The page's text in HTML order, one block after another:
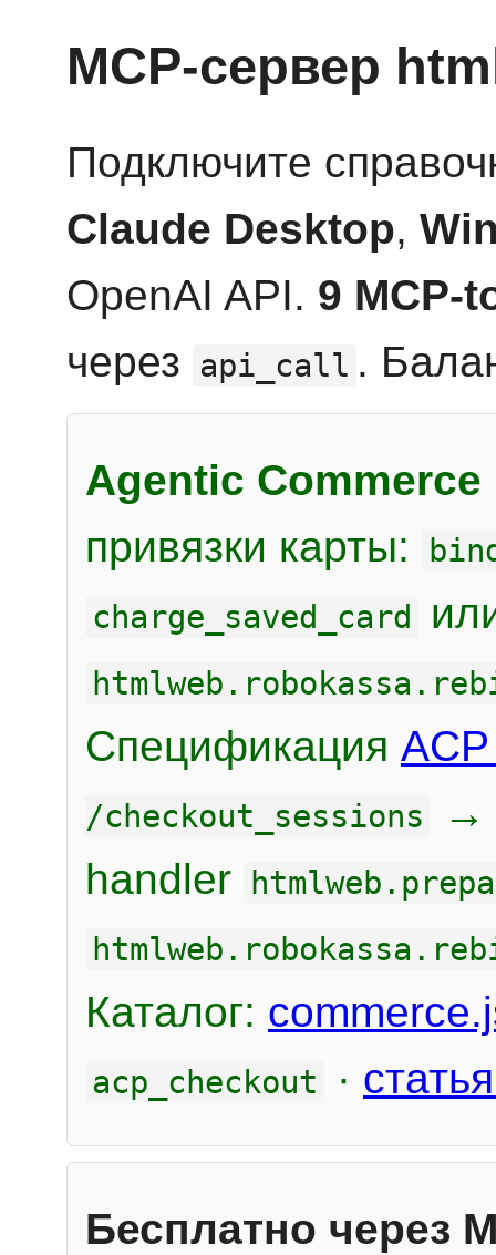
MCP-сервер
Подключите
Claude Desktop,
OpenAI API. 9 MCP-
через api_call .
Agentic Commerce
привязки карты:
charge_saved_card
Спецификация
/checkout_sessions
handler
Каталог:
acp_checkout ·
Бесплатно через